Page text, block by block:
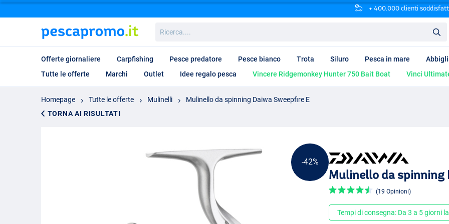
+ 400.000 clienti
Offerte giornaliere Carpfishing Pesce predatore Pesce bianco Trota Siluro Pesca in mare
Tutte le offerte
Marchi Outlet Idee regalo pesca Vincere Ridgemonkey Hunter 750 Bait Boat Vinci
Homepage Tutte le offerte Mulinelli
Mulinello da spinning Daiwa Sweepfire E
TORNA AI RISULTATI
-42%
Mulinello da spinning
(19 Opinioni)
Tempi di consegna: Da 3 a 5 giorni